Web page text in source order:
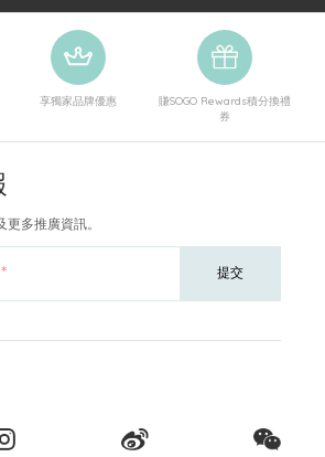
享獨家品牌優惠
賺SOGO Rewards積分換禮
券
多推廣資訊。
提交